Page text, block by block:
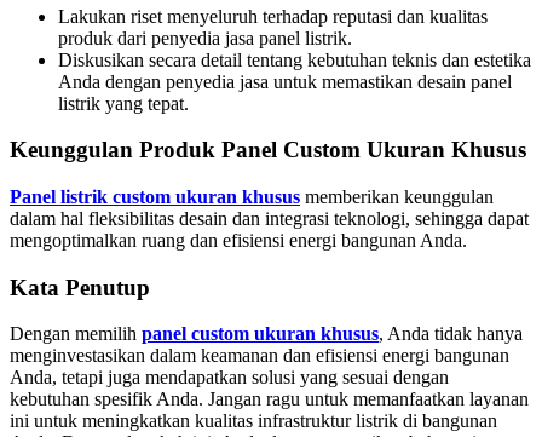
Lakukan riset menyeluruh terhadap reputasi dan kualitas
produk dari penyedia jasa panel listrik.
Diskusikan secara detail tentang kebutuhan teknis dan estetika
Anda dengan penyedia jasa untuk memastikan desain panel
listrik yang tepat.
Keunggulan Produk Panel Custom Ukuran Khusus
Panel listrik custom ukuran khusus memberikan keunggulan
dalam hal fleksibilitas desain dan integrasi teknologi, sehingga dapat
mengoptimalkan ruang dan efisiensi energi bangunan Anda.
Kata Penutup
Dengan memilih panel custom ukuran khusus, Anda tidak hanya
menginvestasikan dalam keamanan dan efisiensi energi bangunan
Anda, tetapi juga mendapatkan solusi yang sesuai dengan
kebutuhan spesifik Anda. Jangan ragu untuk memanfaatkan layanan
ini untuk meningkatkan kualitas infrastruktur listrik di bangunan